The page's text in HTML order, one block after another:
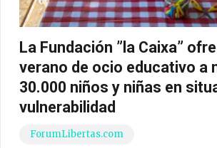
La Fundación ”la Caixa”
verano de ocio educativo a
30.000 niños y niñas en
vulnerabilidad
ForumLibertas.com